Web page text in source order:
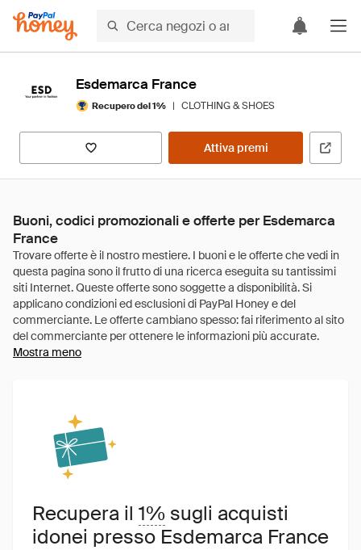
Esdemarca France
Recupero del 1% | CLOTHING & SHOES
Attiva premi
Buoni, codici promozionali e offerte per Esdemarca
France
Mostra meno
Recupera il 1% sugli acquisti
idonei presso Esdemarca France